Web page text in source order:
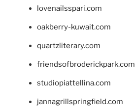
lovenailsspari.com
oakberry-kuwait.com
quartzliterary.com
friendsofbroderickpark.com
studiopiattellina.com
jannagrillspringfield.com